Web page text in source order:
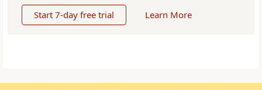
Start 7-day free trial Learn More